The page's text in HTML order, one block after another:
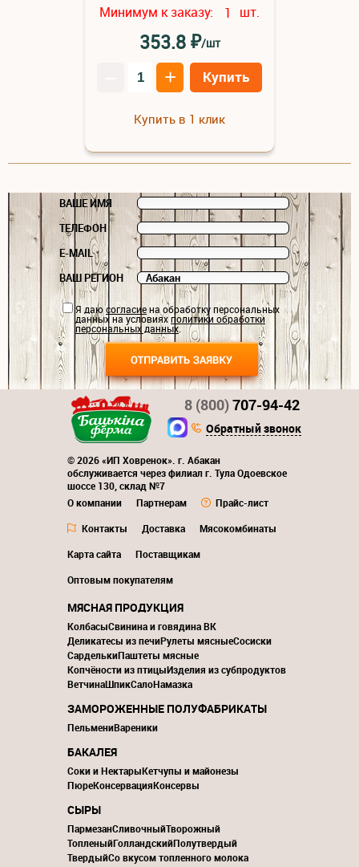
Минимум к заказу: 1 шт.
353.8₽/шт
+ Купить
Купить в 1 клик
ВАШЕ ИМЯ
ТЕЛЕФОН
E-MAIL
ВАШ РЕГИОН
Я даюсогласиена обработку персональных
данных на условияхполитики обработки
персональных данных.
© 2026 «ИП Ховренок». г. Абакан
обслуживается через филиал г. Тула Одоевское
шоссе 130, склад №7
О компании
Партнерам
Прайс-лист
Контакты
Доставка
Мясокомбинаты
Карта сайта
Поставщикам
Оптовым покупателям
8 (800)707-94-42
Обратный звонок
МЯСНАЯ ПРОДУКЦИЯ
КолбасыСвинина и говядина ВК
Деликатесы из печиРулеты мясныеСосиски
СарделькиПаштеты мясные
Копчёности из птицыИзделия из субпродуктов
ВетчинаШпикСалоНамазка
ЗАМОРОЖЕННЫЕ ПОЛУФАБРИКАТЫ
ПельмениВареники
БАКАЛЕЯ
Соки и НектарыКетчупы и майонезы
ПюреКонсервацияКонсервы
СЫРЫ
ПармезанСливочныйТворожный
ТопленыйГолландскийПолутвердый
ТвердыйСо вкусом топленного молока